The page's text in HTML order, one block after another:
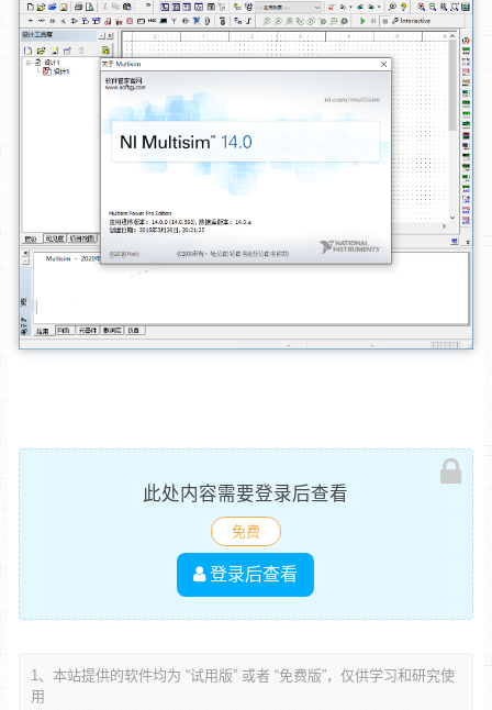
此处内容需要登录后查看
免费
登录后查看
1、本站提供的软件均为 “试用版” 或者 “免费版”，仅供学习和研究使
用